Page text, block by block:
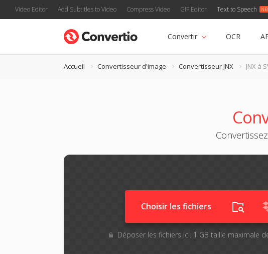
Video Editor Add Subtitles to Video Compress Video GIF Editor Text to Speech
Convertir OCR
Accueil Convertisseur d'image Convertisseur JNX JNX à
Choisir les fichiers
Déposer les fichiers ici. 1 GB taille maximale